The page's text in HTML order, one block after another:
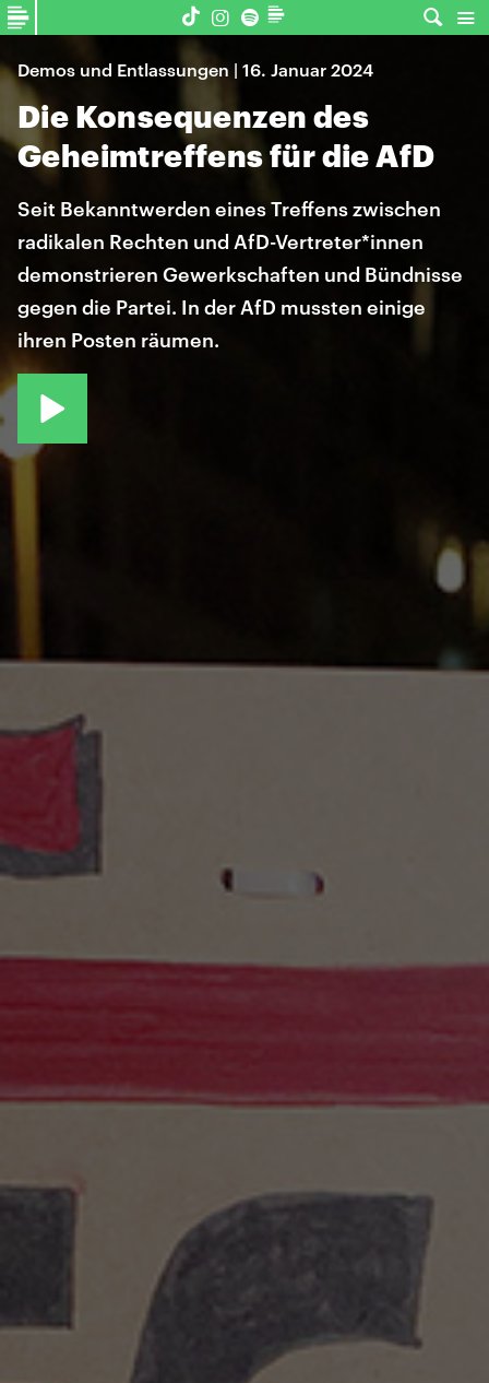
Demos und Entlassungen | 16. Januar 2024
Die Konsequenzen des
Geheimtreffens für die AfD
Seit Bekanntwerden eines Treffens zwischen
radikalen Rechten und AfD-Vertreter*innen
demonstrieren Gewerkschaften und Bündnisse
gegen die Partei. In der AfD mussten einige
ihren Posten räumen.